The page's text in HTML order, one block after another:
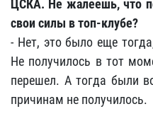
ЦСКА. Не жалеешь, что
свои силы в топ-клубе?
- Нет, это было еще
Не получилось в тот
перешел. А тогда были
причинам не получилось.